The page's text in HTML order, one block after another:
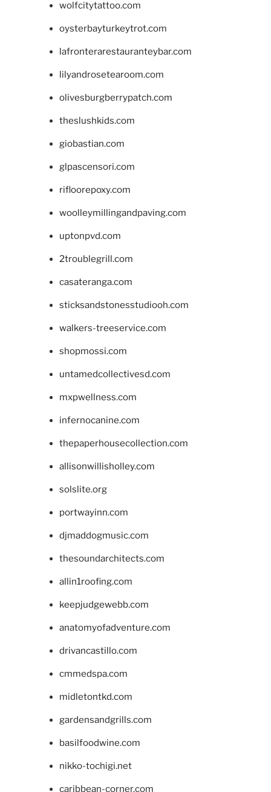
wolfcitytattoo.com
oysterbayturkeytrot.com
lafronterarestauranteybar.com
lilyandrosetearoom.com
olivesburgberrypatch.com
theslushkids.com
giobastian.com
glpascensori.com
rifloorepoxy.com
woolleymillingandpaving.com
uptonpvd.com
2troublegrill.com
casateranga.com
sticksandstonesstudiooh.com
walkers-treeservice.com
shopmossi.com
untamedcollectivesd.com
mxpwellness.com
infernocanine.com
thepaperhousecollection.com
allisonwillisholley.com
solslite.org
portwayinn.com
djmaddogmusic.com
thesoundarchitects.com
allin1roofing.com
keepjudgewebb.com
anatomyofadventure.com
drivancastillo.com
cmmedspa.com
midletontkd.com
gardensandgrills.com
basilfoodwine.com
nikko-tochigi.net
caribbean-corner.com